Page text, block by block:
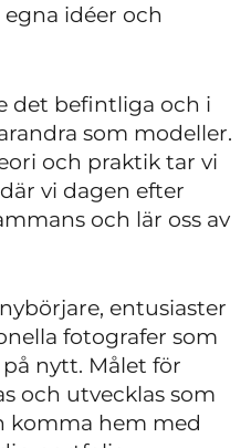
idéer och
det befintliga och i
som modeller.
och praktik tar vi
vi dagen efter
och lär oss av
entusiaster
fotografer som
nytt. Målet för
och utvecklas som
komma hem med